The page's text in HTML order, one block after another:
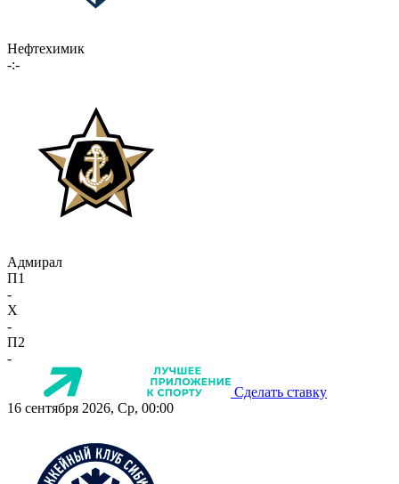
Нефтехимик
-:-
Адмирал
П1
-
X
-
П2
-
Сделать ставку
16 сентября 2026, Ср, 00:00